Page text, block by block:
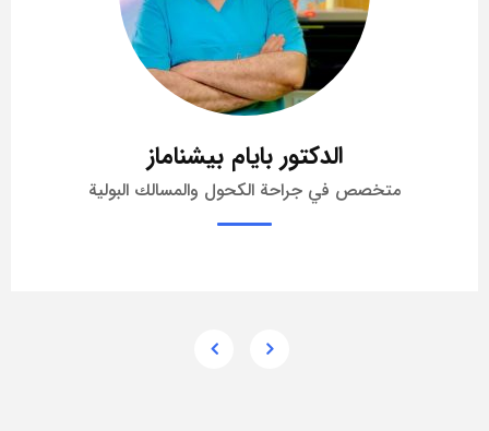
الدكتور بايام بيشناماز
متخصص في جراحة الكحول والمسالك البولية